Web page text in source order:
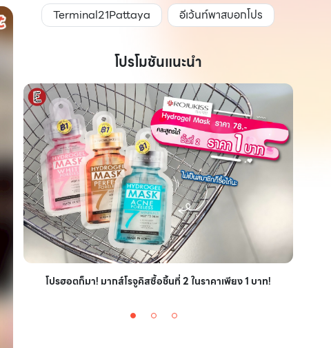
Terminal21Pattaya
อีเว้นท์พาสบอกโปร
โปรโมชันแนะนำ
โปรฮอตก็มา! มากส์โรจูคิสซื้อชิ้นที่ 2 ในราคาเพียง 1 บาท!